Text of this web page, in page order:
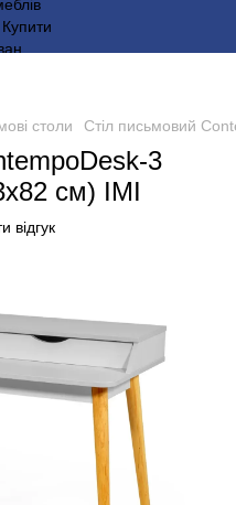
столи Стіл письмовий
3
см) IMI
відгук